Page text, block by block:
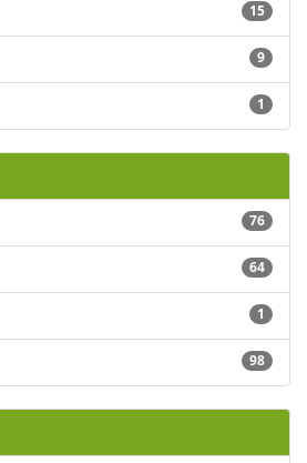
15
9
1
76
64
1
98